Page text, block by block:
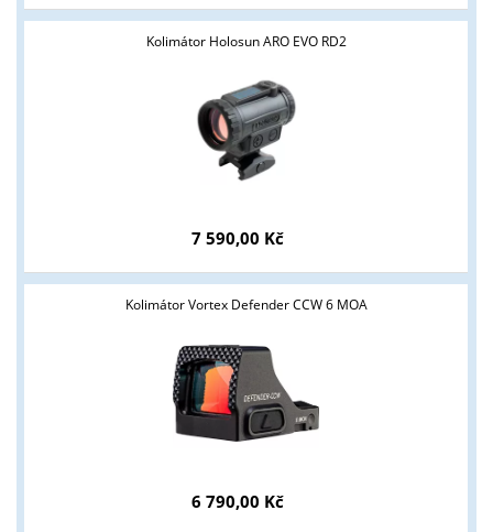
Kolimátor Holosun ARO EVO RD2
7 590,00 Kč
Kolimátor Vortex Defender CCW 6 MOA
6 790,00 Kč
Tyto stránky jsou určeny pouze odborné veřejnosti od 18 let a